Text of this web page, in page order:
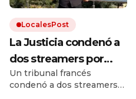
LocalesPost
La Justicia condenó a
dos streamers por
humillar y maltratar a
un influencer hasta su
Un tribunal francés
condenó a dos streamers